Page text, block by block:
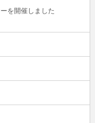
を開催しました